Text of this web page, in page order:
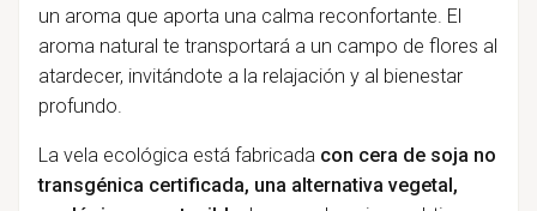
un aroma que aporta una calma reconfortante. El
aroma natural te transportará a un campo de flores al
atardecer, invitándote a la relajación y al bienestar
profundo.
La vela ecológica está fabricadacon cera de soja no
transgénica certificada, una alternativa vegetal,